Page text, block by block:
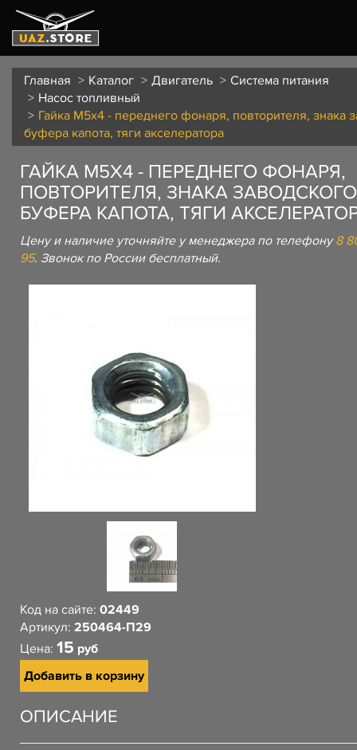
Главная Каталог Двигатель
Система питания
Насос топливный
Гайка М5х4 - переднего фонаря, повторителя, знака
буфера капота, тяги акселератора
ГАЙКА М5Х4 - ПЕРЕДНЕГО ФОНАРЯ,
ПОВТОРИТЕЛЯ, ЗНАКА
БУФЕРА КАПОТА, ТЯГИ
Цену и наличие уточняйте у менеджера по телефону8
95. Звонок по России бесплатный.
Код на сайте: 02449
Артикул: 250464-П29
Цена: 15 руб
Добавить в корзину
ОПИСАНИЕ